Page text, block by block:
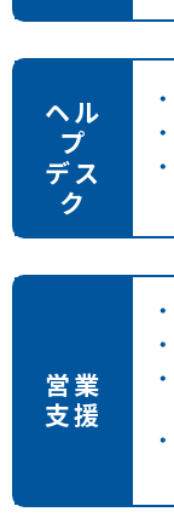
ヘル
プ
デス
ク
営業
支援